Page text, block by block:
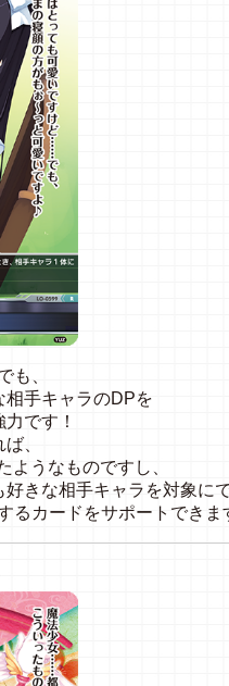
も、
相手キャラのDPを
です！
、
ようなものですし、
きな相手キャラを対象に
るカードをサポートできま